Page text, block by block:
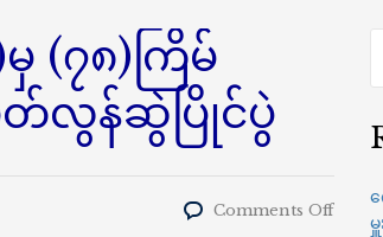
(၇၈)ကြိမ်
တ်လွန်ဆွဲပြိုင်ပွဲ
Comments Offon